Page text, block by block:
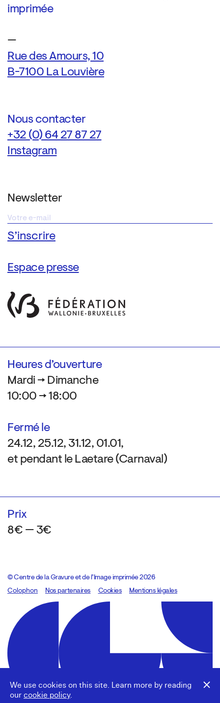
We use cookies on this site. Learn more by reading
our cookie policy.
imprimée
—
Rue des Amours, 10
B-7100 La Louvière
Nous contacter
+32 (0) 64 27 87 27
Instagram
Newsletter
Espace presse
Heures d’ouverture
Mardi → Dimanche
10:00 → 18:00
Fermé le
24.12, 25.12, 31.12, 01.01,
et pendant le Laetare (Carnaval)
Prix
8€ — 3€
© Centre de la Gravure et de l’Image imprimée 2026
Colophon
Design:Marcel Kaczmarek, code:8080.studio
Nos partenaires Cookies Mentions légales